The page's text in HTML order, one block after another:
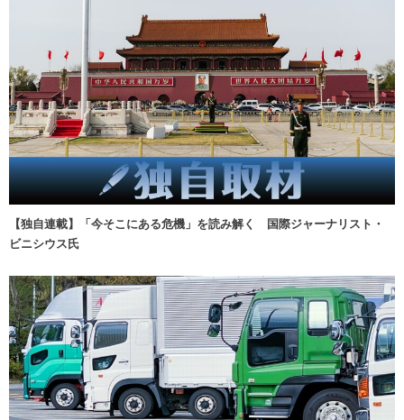
【独自連載】「今そこにある危機」を読み解く 国際ジャーナリスト・
ビニシウス氏